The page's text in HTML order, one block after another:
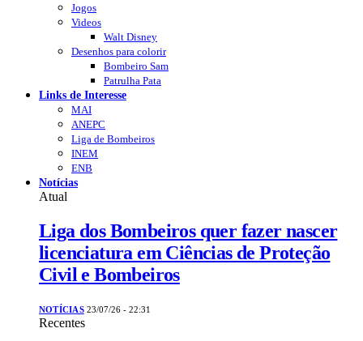
Jogos
Videos
Walt Disney
Desenhos para colorir
Bombeiro Sam
Patrulha Pata
Links de Interesse
MAI
ANEPC
Liga de Bombeiros
INEM
ENB
Notícias
Atual
Liga dos Bombeiros quer fazer nascer
licenciatura em Ciências de Proteção
Civil e Bombeiros
NOTÍCIAS 23/07/26 - 22:31
Recentes